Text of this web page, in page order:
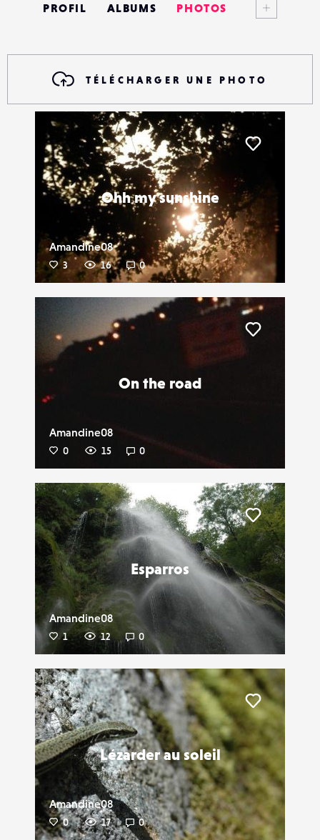
PROFIL ALBUMS PHOTOS
CONTACTS
ÉVÉNEMENTS
FAVORIS
TÉLÉCHARGER UNE PHOTO
Ohh my sunshine
Amandine08
3 16 0
On the road
Amandine08
0 15 0
Esparros
Amandine08
1 12 0
Liker
Lézarder au soleil
Amandine08
0 17 0
Liker